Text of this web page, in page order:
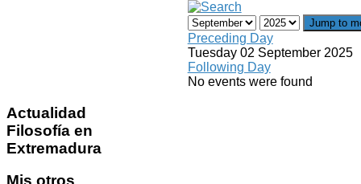
Jump to
Preceding Day
Tuesday 02 September 2025
Following Day
No events were found
Actualidad
Filosofía en
Extremadura
Mis otros